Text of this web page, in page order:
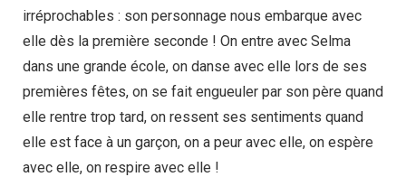
irréprochables : son personnage nous embarque avec
elle dès la première seconde ! On entre avec Selma
dans une grande école, on danse avec elle lors de ses
premières fêtes, on se fait engueuler par son père quand
elle rentre trop tard, on ressent ses sentiments quand
elle est face à un garçon, on a peur avec elle, on espère
avec elle, on respire avec elle !